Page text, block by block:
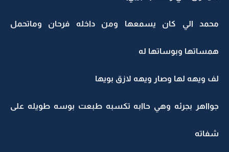
محمد الي كان يسمعها ومن داخله فرحان وماتحمل
همساتها وبوساتها له
لف ويهه لها وصار ويهه لازق بويها
جوااهر بجرئه وهي حاابه تكسبه طبعت بوسه طويله على
شفاته